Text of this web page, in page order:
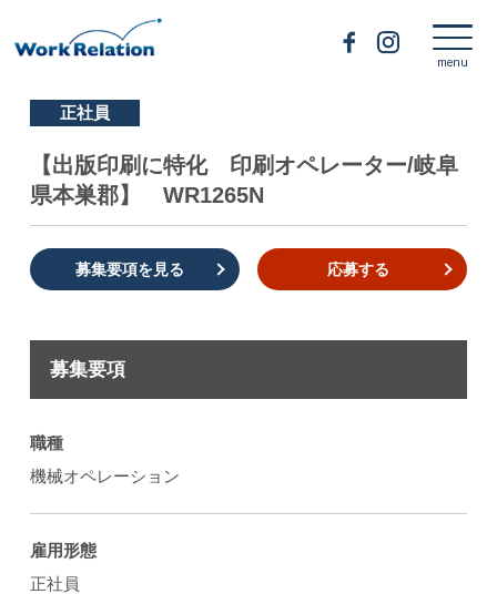
正社員
【出版印刷に特化 印刷オペレーター/岐阜
県本巣郡】 WR1265N
募集要項を見る 応募する
募集要項
職種
機械オペレーション
雇用形態
正社員